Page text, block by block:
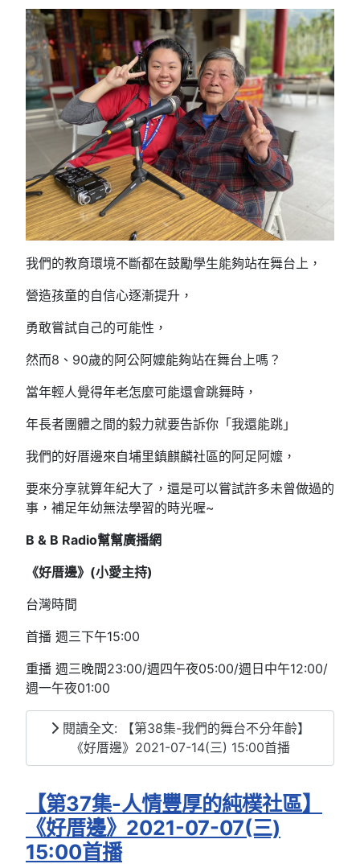
我們的教育環境不斷都在鼓勵學生能夠站在舞台上，
營造孩童的自信心逐漸提升，
勇敢嘗試自己的可能性，
然而8、90歲的阿公阿嬤能夠站在舞台上嗎？
當年輕人覺得年老怎麼可能還會跳舞時，
年長者團體之間的毅力就要告訴你「我還能跳」
我們的好厝邊來自埔里鎮麒麟社區的阿足阿嬤，
要來分享就算年紀大了，還是可以嘗試許多未曾做過的
事，補足年幼無法學習的時光喔~
B & B Radio幫幫廣播網
《好厝邊》(小愛主持)
台灣時間
首播 週三下午15:00
重播 週三晚間23:00/週四午夜05:00/週日中午12:00/
週一午夜01:00
閱讀全文: 【第38集-我們的舞台不分年齡】
《好厝邊》2021-07-14(三) 15:00首播
【第37集-人情豐厚的純樸社區】
《好厝邊》2021-07-07(三)
15:00首播